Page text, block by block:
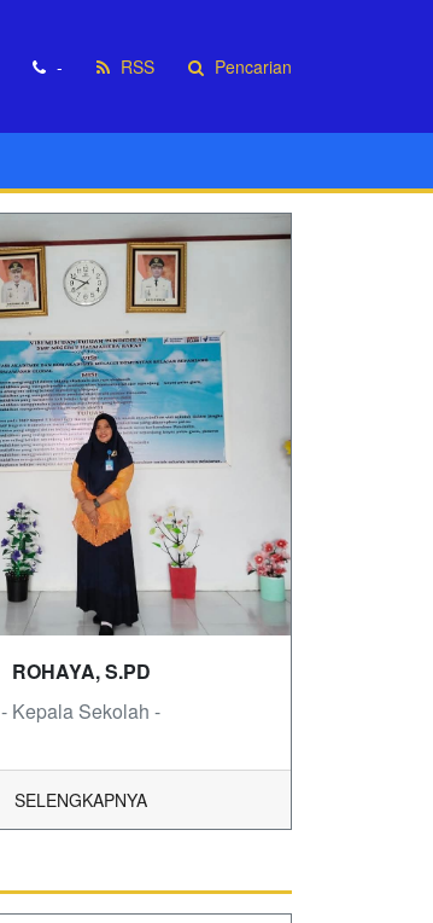
- RSS Pencarian
ROHAYA, S.PD
- Kepala Sekolah -
SELENGKAPNYA